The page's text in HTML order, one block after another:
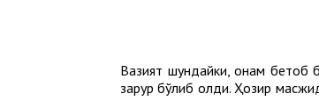
– Вазият шундайки, онам
зарур бўлиб қолди. Ҳозир